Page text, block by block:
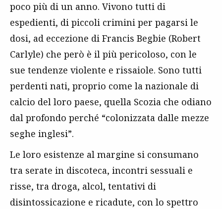
poco più di un anno. Vivono tutti di
espedienti, di piccoli crimini per pagarsi le
dosi, ad eccezione di Francis Begbie (Robert
Carlyle) che però è il più pericoloso, con le
sue tendenze violente e rissaiole. Sono tutti
perdenti nati, proprio come la nazionale di
calcio del loro paese, quella Scozia che odiano
dal profondo perché “colonizzata dalle mezze
seghe inglesi”.
Le loro esistenze al margine si consumano
tra serate in discoteca, incontri sessuali e
risse, tra droga, alcol, tentativi di
disintossicazione e ricadute, con lo spettro